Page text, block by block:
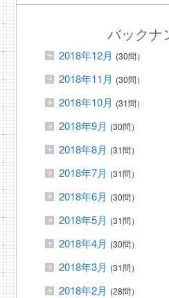
バックナ
2018年12月 (30問）
2018年11月 (30問）
2018年10月 (31問）
2018年9月 (30問）
2018年8月 (31問）
2018年7月 (31問）
2018年6月 (30問）
2018年5月 (31問）
2018年4月 (30問）
2018年3月 (31問）
2018年2月 (28問）